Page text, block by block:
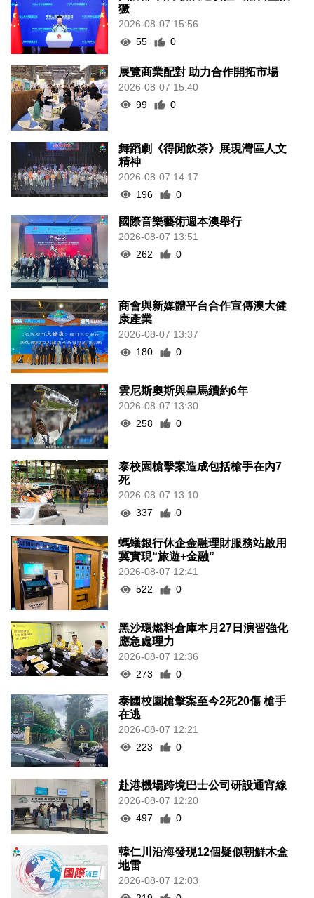
獗
2026-08-07 15:56
55
0
展覽商業配對 助力合作開拓市場
2026-08-07 15:40
99
0
舞蹈劇《得閒飲茶》展現灣區人文
精神
2026-08-07 14:17
196
0
國際音樂藝術週本澳舉行
2026-08-07 13:51
262
0
商會與新媒體平台合作宣傳澳大健
康產業
2026-08-07 13:37
180
0
雲尼斯奧斯與皇馬續約6年
2026-08-07 13:30
258
0
泰校園槍擊案造成包括槍手在內7
死
2026-08-07 13:10
337
0
螞蟻銀行休企金融理財服務站啟用
冀實現“旅遊+金融”
2026-08-07 12:41
522
0
黑沙環燃料倉庫本月27日演習強化
應急處理力
2026-08-07 12:36
273
0
泰國校園槍擊案至今2死20傷 槍手
在逃
2026-08-07 12:21
223
0
赴港機場跨境巴士公司研設通宵線
2026-08-07 12:20
497
0
韓仁川沿海發現12個疑似朝鮮木盒
地雷
2026-08-07 12:03